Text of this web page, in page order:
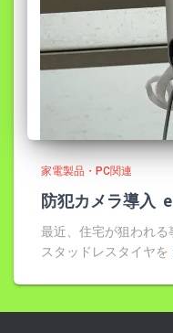
家電製品・PC関連
防犯カメラ導入
最近、住宅が狙われる
スタッドレスタイヤを